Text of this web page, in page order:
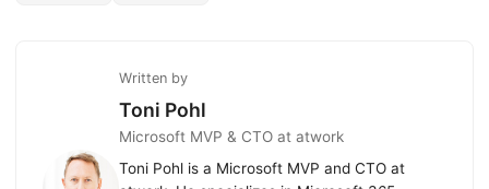
Written by
Toni Pohl
Microsoft MVP & CTO at atwork
Toni Pohl is a Microsoft MVP and CTO at